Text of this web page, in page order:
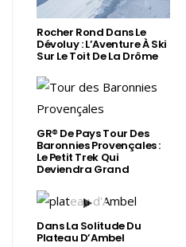
Rocher Rond Dans Le
Dévoluy : L’Aventure À Ski
Sur Le Toit De La Drôme
GR® De Pays Tour Des
Baronnies Provençales :
Le Petit Trek Qui
Deviendra Grand
Dans La Solitude Du
Plateau D’Ambel